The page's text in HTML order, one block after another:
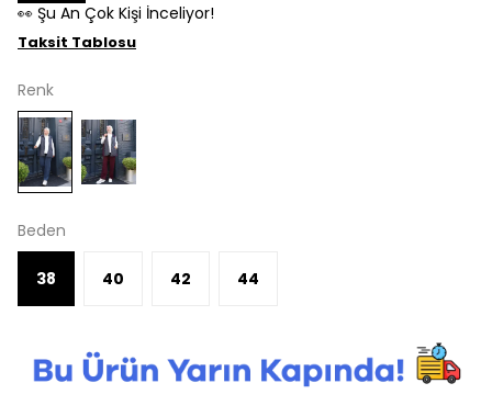
👀 Şu An Çok Kişi İnceliyor!
Taksit Tablosu
Renk
Beden
38 40 42 44